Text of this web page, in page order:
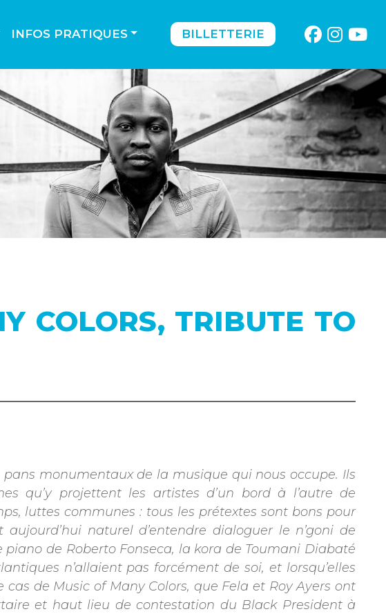
INFOS PRATIQUES BILLETTERIE
COLORS, TRIBUTE TO
pans monumentaux de la musique qui nous occupe. Ils
qu’y projettent les artistes d’un bord à l’autre de
luttes communes : tous les prétextes sont bons pour
naturel d’entendre dialoguer le n’goni de
de Roberto Fonseca, la kora de Toumani Diabaté
n’allaient pas forcément de soi, et lorsqu’elles
de Music of Many Colors, que Fela et Roy Ayers ont
et haut lieu de contestation du Black President à